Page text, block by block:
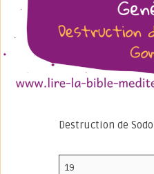
Destruction de
19